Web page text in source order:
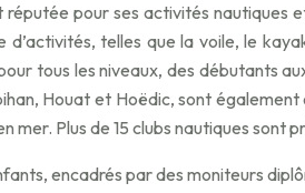
pour ses activités nautiques
telles que la voile, le
tous les niveaux, des débutants
Houat et Hoëdic, sont
mer. Plus de 15 clubs nautiques
encadrés par des moniteurs